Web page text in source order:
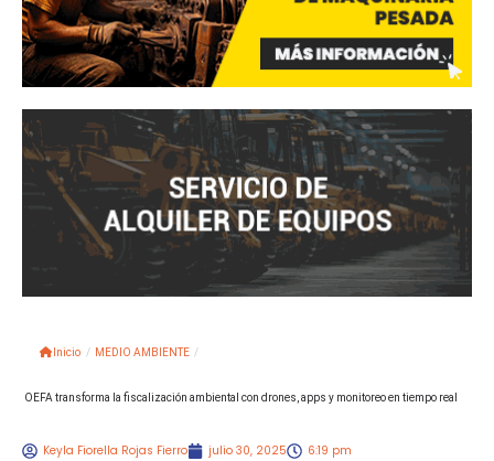
Inicio / MEDIO AMBIENTE /
OEFA transforma la fiscalización ambiental con drones, apps y monitoreo en tiempo real
Keyla Fiorella Rojas Fierro julio 30, 2025 6:19 pm